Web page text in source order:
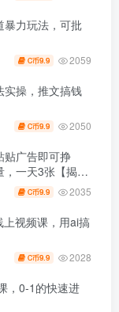
暴力玩法，可批
C币9.9 2059
实操，推文搞钱
C币9.9 2050
贴广告即可挣
，一天3张【揭
C币9.9 2035
视频课，用ai搞
C币9.9 2028
，0-1的快速进